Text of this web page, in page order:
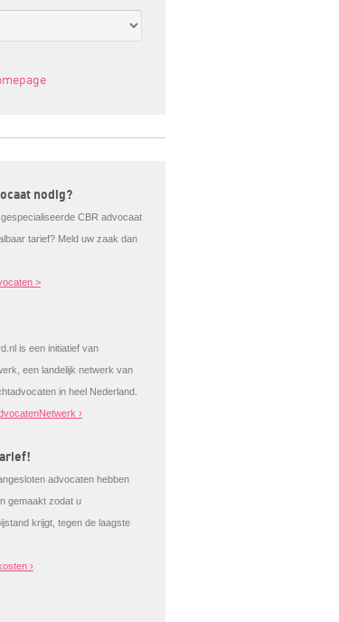
nodig?
CBR advocaat
tarief? Meld uw zaak dan
>
is een initiatief van
een landelijk netwerk van
in heel Nederland.
›
advocaten hebben
gemaakt zodat u
krijgt, tegen de laagste
›